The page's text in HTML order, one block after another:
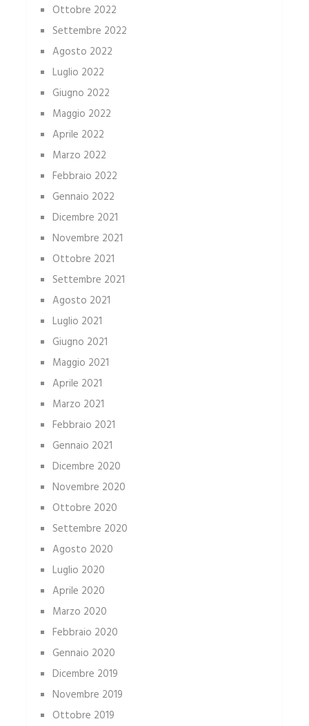
Ottobre 2022
Settembre 2022
Agosto 2022
Luglio 2022
Giugno 2022
Maggio 2022
Aprile 2022
Marzo 2022
Febbraio 2022
Gennaio 2022
Dicembre 2021
Novembre 2021
Ottobre 2021
Settembre 2021
Agosto 2021
Luglio 2021
Giugno 2021
Maggio 2021
Aprile 2021
Marzo 2021
Febbraio 2021
Gennaio 2021
Dicembre 2020
Novembre 2020
Ottobre 2020
Settembre 2020
Agosto 2020
Luglio 2020
Aprile 2020
Marzo 2020
Febbraio 2020
Gennaio 2020
Dicembre 2019
Novembre 2019
Ottobre 2019